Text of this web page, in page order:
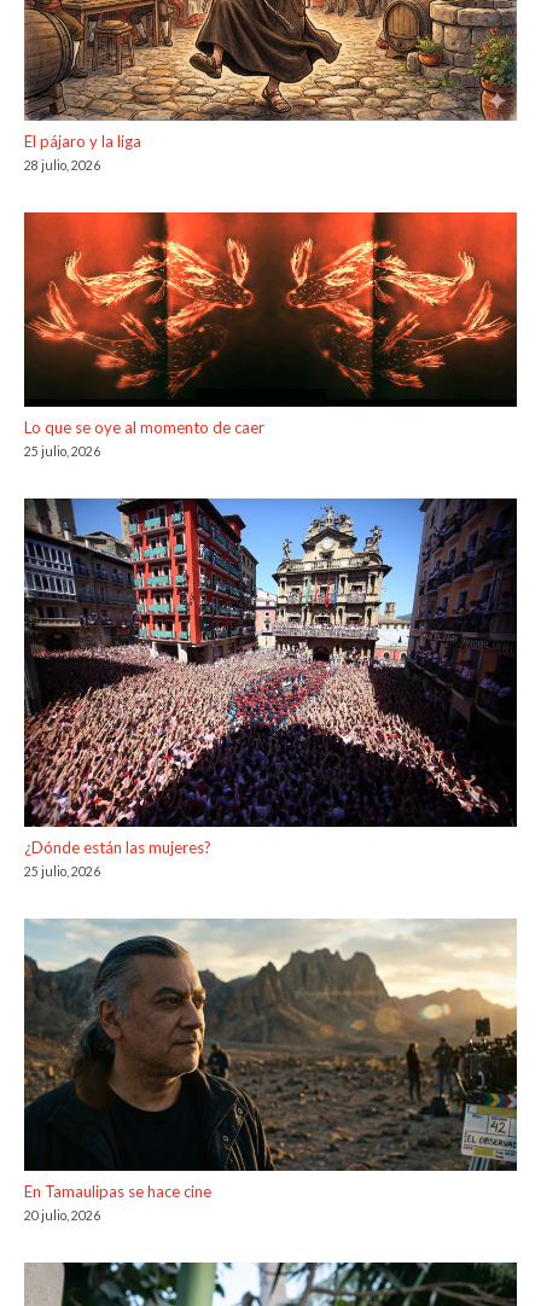
El pájaro y la liga
28 julio, 2026
Lo que se oye al momento de caer
25 julio, 2026
¿Dónde están las mujeres?
25 julio, 2026
En Tamaulipas se hace cine
20 julio, 2026